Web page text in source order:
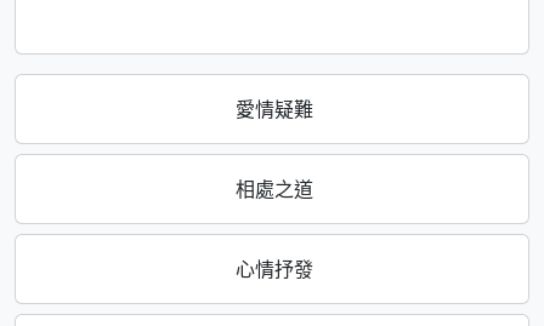
愛情疑難
相處之道
心情抒發